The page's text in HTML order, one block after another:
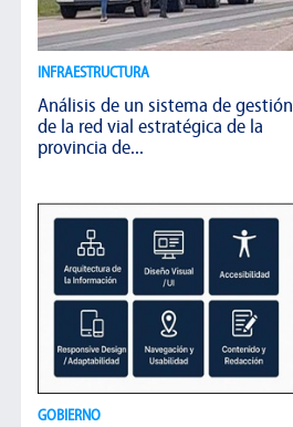
INFRAESTRUCTURA
Análisis de un sistema de gestión
de la red vial estratégica de la
provincia de...
GOBIERNO